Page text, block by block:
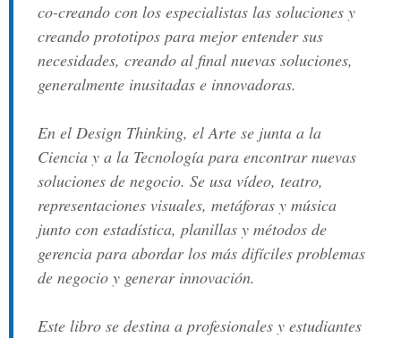
co-creando con los especialistas las soluciones y
creando prototipos para mejor entender sus
necesidades, creando al final nuevas soluciones,
generalmente inusitadas e innovadoras.
En el Design Thinking, el Arte se junta a la
Ciencia y a la Tecnología para encontrar nuevas
soluciones de negocio. Se usa vídeo, teatro,
representaciones visuales, metáforas y música
junto con estadística, planillas y métodos de
gerencia para abordar los más difíciles problemas
de negocio y generar innovación.
Este libro se destina a profesionales y estudiantes